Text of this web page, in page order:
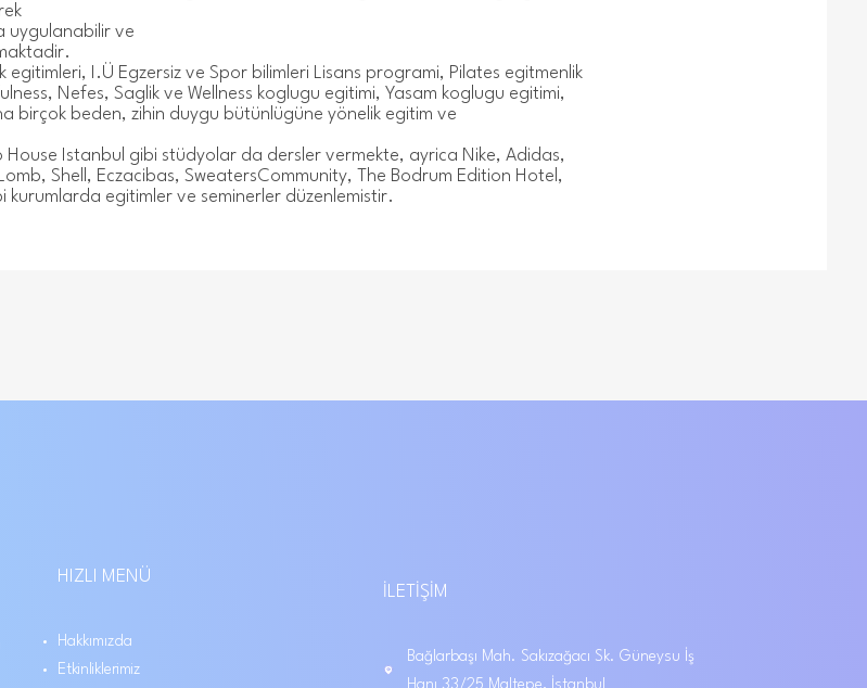
uygulanabilir ve
egitimleri, I.Ü Egzersiz ve Spor bilimleri Lisans programi, Pilates egitmenlik
Nefes, Saglik ve Wellness koglugu egitimi, Yasam koglugu egitimi,
birçok beden, zihin duygu bütünlügüne yönelik egitim ve
Istanbul gibi stüdyolar da dersler vermekte, ayrica Nike, Adidas,
Shell, Eczacibas, SweatersCommunity, The Bodrum Edition Hotel,
kurumlarda egitimler ve seminerler düzenlemistir.
HIZLI MENÜ
Hakkımızda
Etkinliklerimiz
İLETIŞIM
Bağlarbaşı Mah. Sakızağacı Sk. Güneysu İş
Hanı 33/25 Maltepe, İstanbul